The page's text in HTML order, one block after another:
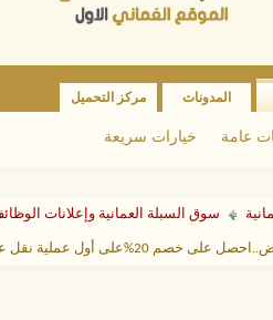
عامة خيارات سريعة
المدونات مركز التحميل
سوق السبلة العمانية وإعلانات
أول عملية نقل عفش بوانيت نقل عفش